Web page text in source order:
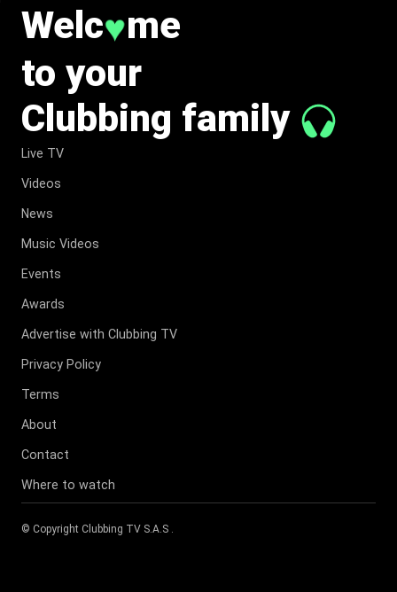
Welc♥me
to your
Clubbing family
Live TV
Videos
News
Music Videos
Events
Awards
Advertise with Clubbing TV
Privacy Policy
Terms
About
Contact
Where to watch
© Copyright Clubbing TV S.A.S .